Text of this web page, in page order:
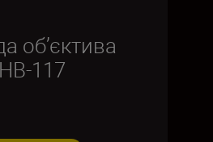
об’єктива
HB-117